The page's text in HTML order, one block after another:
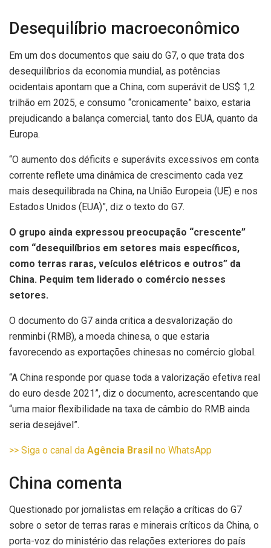
Desequilíbrio macroeconômico
Em um dos documentos que saiu do G7, o que trata dos
desequilíbrios da economia mundial, as potências
ocidentais apontam que a China, com superávit de US$ 1,2
trilhão em 2025, e consumo “cronicamente” baixo, estaria
prejudicando a balança comercial, tanto dos EUA, quanto da
Europa.
“O aumento dos déficits e superávits excessivos em conta
corrente reflete uma dinâmica de crescimento cada vez
mais desequilibrada na China, na União Europeia (UE) e nos
Estados Unidos (EUA)”, diz o texto do G7.
O grupo ainda expressou preocupação “crescente”
com “desequilíbrios em setores mais específicos,
como terras raras, veículos elétricos e outros” da
China. Pequim tem liderado o comércio nesses
setores.
O documento do G7 ainda critica a desvalorização do
renminbi (RMB), a moeda chinesa, o que estaria
favorecendo as exportações chinesas no comércio global.
“A China responde por quase toda a valorização efetiva real
do euro desde 2021”, diz o documento, acrescentando que
“uma maior flexibilidade na taxa de câmbio do RMB ainda
seria desejável”.
>> Siga o canal da Agência Brasil no WhatsApp
China comenta
Questionado por jornalistas em relação a críticas do G7
sobre o setor de terras raras e minerais críticos da China, o
porta-voz do ministério das relações exteriores do país